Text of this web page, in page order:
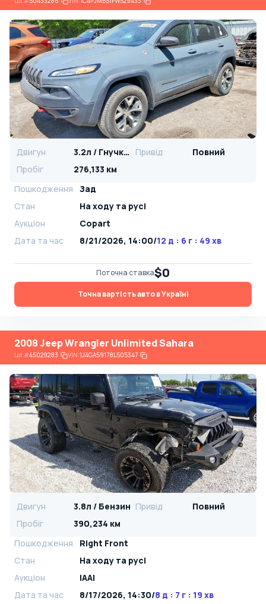
Двигун 3.2л / Гнучке паливо Привід
Повний
Пробіг
276,133 км
Пошкодження
Зад
Стан
На ​​ходу та русі
Аукціон
Copart
Дата та час
8/21/2026, 14:00/12 д : 6 г : 49 хв
Поточна ставка$0
Точна вартість авто в Україні
2008 Jeep Wrangler Unlimited Sahara
Lot#45029283 VIN:1J4GA59178L505347
Двигун 3.8л / Бензин Привід
Повний
Пробіг
390,234 км
Пошкодження
Right Front
Стан
На ​​ходу та русі
Аукціон
IAAI
Дата та час
8/17/2026, 14:30/8 д : 7 г : 19 хв